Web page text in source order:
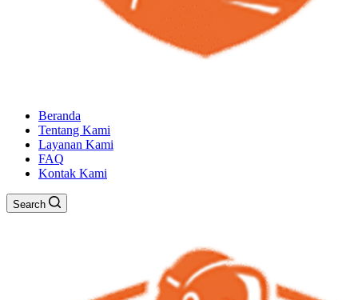
Beranda
Tentang Kami
Layanan Kami
FAQ
Kontak Kami
Search